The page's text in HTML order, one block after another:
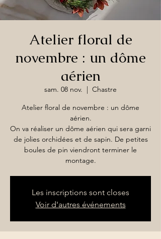
Atelier floral de
novembre : un dôme
aérien
sam. 08 nov.
  |
Chastre
Atelier floral de novembre : un dôme
aérien.
On va réaliser un dôme aérien qui sera garni
de jolies orchidées et de sapin. De petites
boules de pin viendront terminer le
montage.
Les inscriptions sont closes
Voir d'autres événements